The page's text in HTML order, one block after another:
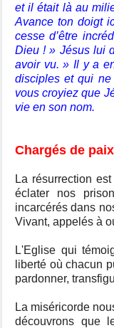
et il était là au
Avance ton doigt
cesse d’être
Dieu ! » Jésus lui
avoir vu. » Il y a
disciples et qui
vous croyiez que
vie en son nom.
Chargés de paix
La résurrection
éclater nos
incarcérés dans
Vivant, appelés à
L'Eglise qui
liberté où chacun
pardonner,
La miséricorde
découvrons que